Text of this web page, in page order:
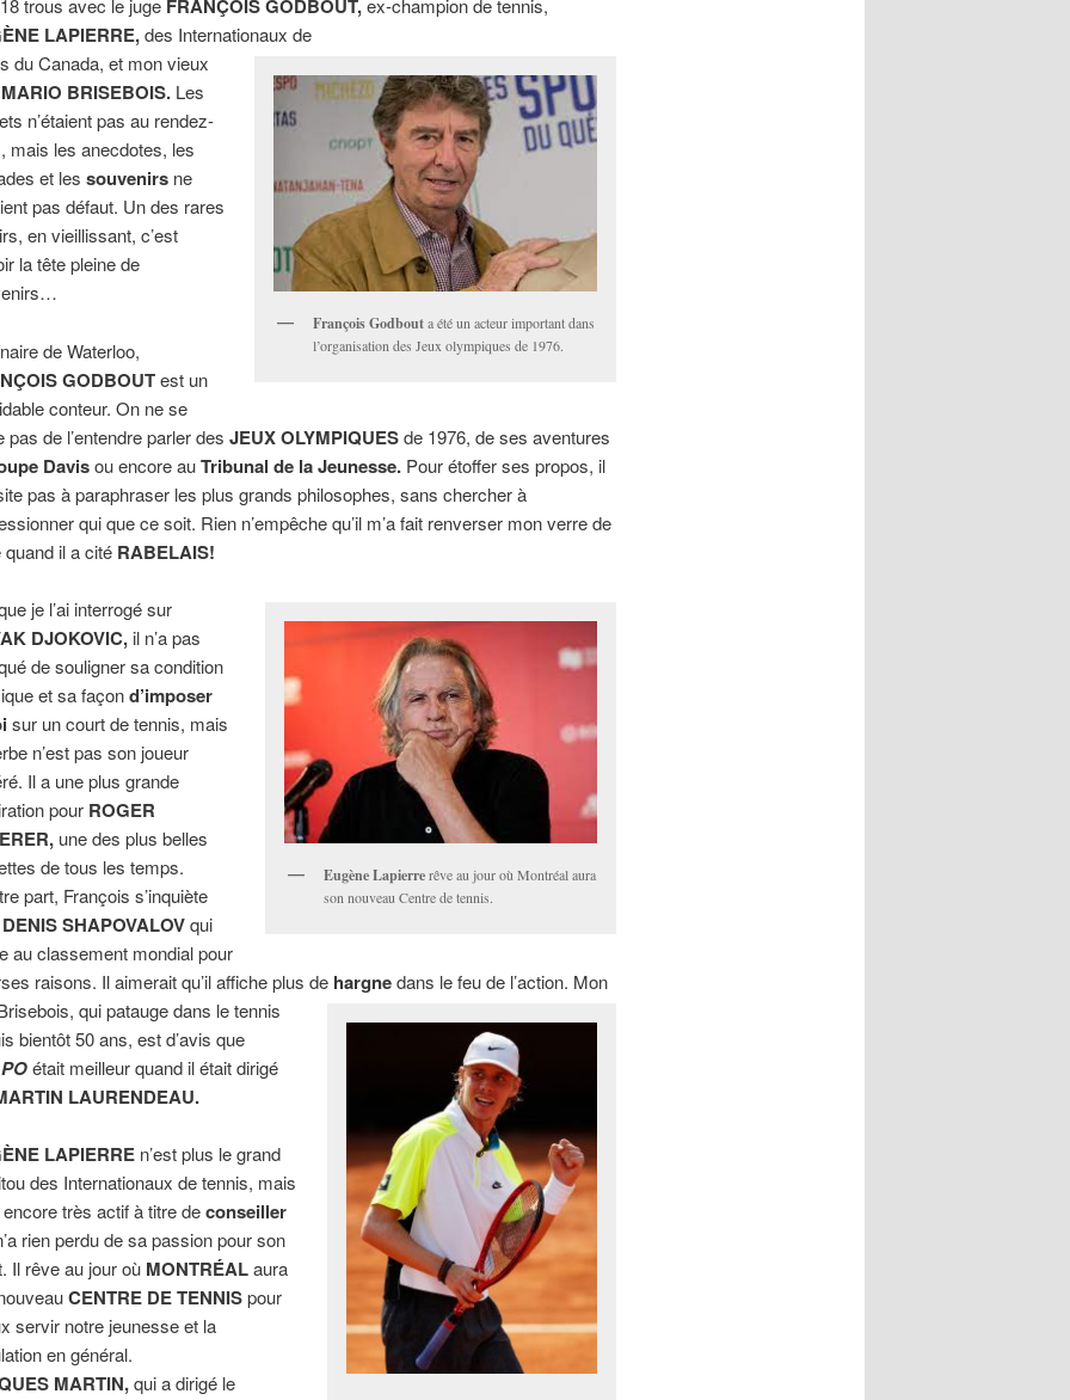
trous avec le juge FRANÇOIS GODBOUT,ex-champion de tennis,
LAPIERRE,des Internationaux de
François Godbouta été un acteur important dans
l’organisation des Jeux olympiques de 1976.
du Canada, et mon vieux
MARIO BRISEBOIS. Les
n’étaient pas au rendez-
mais les anecdotes, les
et lessouvenirs ne
pas défaut. Un des rares
en vieillissant, c’est
la tête pleine de
de Waterloo,
GODBOUTest un
conteur. On ne se
pas de l’entendre parler desJEUX OLYMPIQUESde 1976, de ses aventures
Davisou encore auTribunal de la Jeunesse. Pour étoffer ses propos, il
pas à paraphraser les plus grands philosophes, sans chercher à
qui que ce soit. Rien n’empêche qu’il m’a fait renverser mon verre de
quand il a cité RABELAIS!
Eugène Lapierrerêve au jour où Montréal aura
son nouveau Centre de tennis.
je l’ai interrogé sur
DJOKOVIC, il n’a pas
de souligner sa condition
et sa façond’imposer
sur un court de tennis, mais
n’est pas son joueur
Il a une plus grande
pour ROGER
une des plus belles
de tous les temps.
part, François s’inquiète
DENIS SHAPOVALOVqui
au classement mondial pour
raisons. Il aimerait qu’il affiche plus de hargnedans le feu de l’action. Mon
qui patauge dans le tennis
bientôt 50 ans, est d’avis que
était meilleur quand il était dirigé
LAURENDEAU.
LAPIERRE n’est plus le grand
des Internationaux de tennis, mais
encore très actif à titre deconseiller
rien perdu de sa passion pour son
Il rêve au jour où MONTRÉALaura
CENTRE DE TENNISpour
servir notre jeunesse et la
en général.
MARTIN,qui a dirigé le